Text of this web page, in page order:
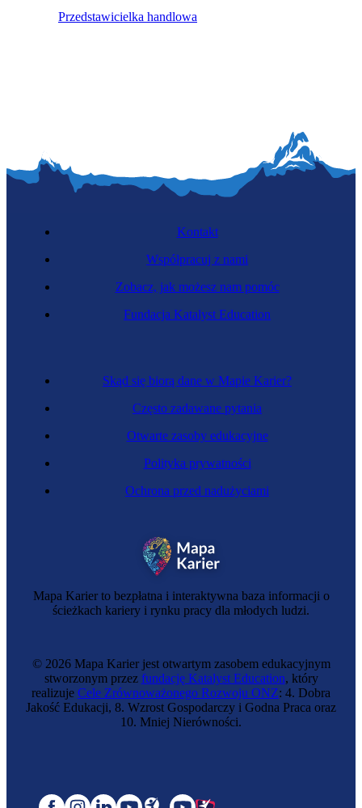
Przedstawicielka handlowa
Mapa Karier to bezpłatna i interaktywna baza informacji o
ścieżkach kariery i rynku pracy dla młodych ludzi.
Skąd się biorą dane w Mapie Karier?
Często zadawane pytania
Otwarte zasoby edukacyjne
Polityka prywatności
Ochrona przed nadużyciami
Kontakt
Współpracuj z nami
Zobacz, jak możesz nam pomóc
Fundacja Katalyst Education
© 2026 Mapa Karier jest otwartym zasobem edukacyjnym
stworzonym przez fundację Katalyst Education, który
realizuje Cele Zrównoważonego Rozwoju ONZ: 4. Dobra
Jakość Edukacji, 8. Wzrost Gospodarczy i Godna Praca oraz
10. Mniej Nierówności.